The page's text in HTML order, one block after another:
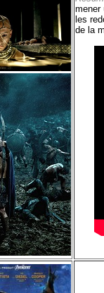
mener
les
de la